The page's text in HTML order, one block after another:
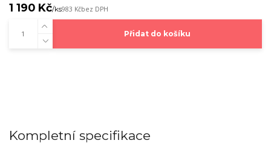
1 190 Kč/ks983 Kčbez DPH
Přidat do košíku
Kompletní specifikace